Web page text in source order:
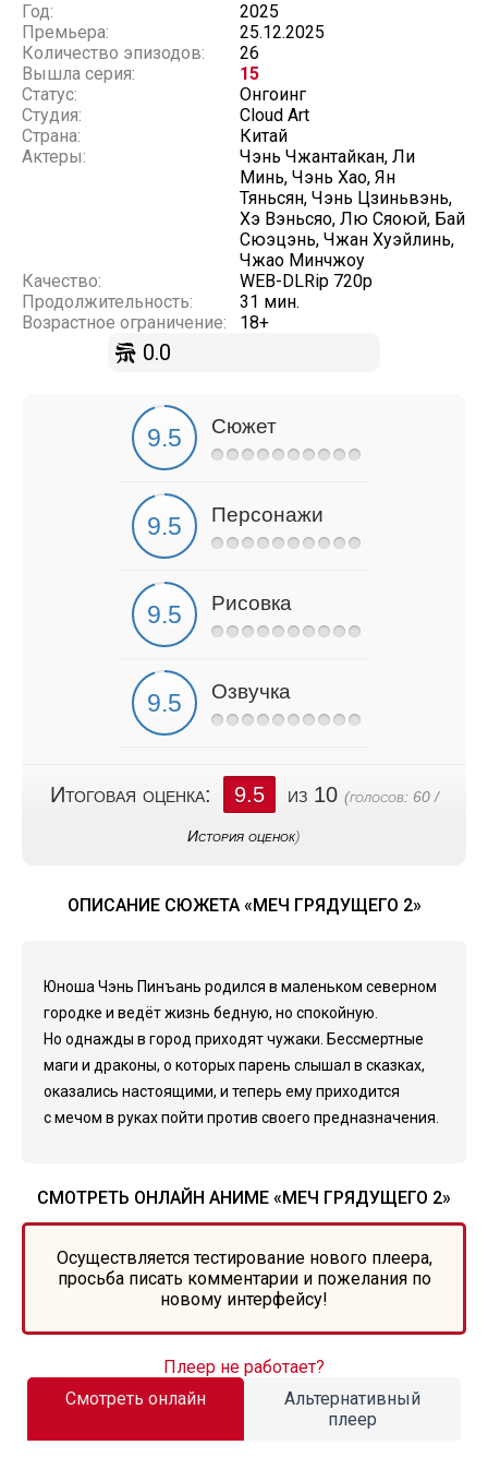
Год:
2025
Премьера:
25.12.2025
Количество эпизодов:
26
Вышла серия:
15
Статус:
Онгоинг
Студия:
Cloud Art
Страна:
Китай
Актеры:
Чэнь Чжантайкан, Ли
Минь, Чэнь Хао, Ян
Тяньсян, Чэнь Цзиньвэнь,
Хэ Вэньсяо, Лю Сяоюй, Бай
Сюэцэнь, Чжан Хуэйлинь,
Чжао Минчжоу
Качество:
WEB-DLRip 720p
Продолжительность:
31 мин.
Возрастное ограничение:
18+
0.0
Сюжет
Персонажи
Рисовка
Озвучка
Итоговая оценка: 9.5 из 10 (голосов: 60/
История оценок)
ОПИСАНИЕ СЮЖЕТА «МЕЧ ГРЯДУЩЕГО 2»
Юноша Чэнь Пинъань родился в маленьком северном
городке и ведёт жизнь бедную, но спокойную.
Но однажды в город приходят чужаки. Бессмертные
маги и драконы, о которых парень слышал в сказках,
оказались настоящими, и теперь ему приходится
с мечом в руках пойти против своего предназначения.
СМОТРЕТЬ ОНЛАЙН АНИМЕ «МЕЧ ГРЯДУЩЕГО 2»
Осуществляется тестирование нового плеера,
просьба писать комментарии и пожелания по
новому интерфейсу!
Смотреть онлайн
Альтернативный
плеер
Плеер не работает?